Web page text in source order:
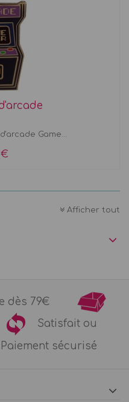
Game...
€
Afficher tout
dès 79€
Satisfait ou
Paiement sécurisé